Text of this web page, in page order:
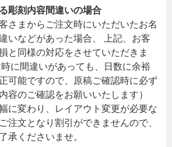
彫刻内容間違いの場合
さまからご注文時にいただいたお名
いなどがあった場合、 上記、お客
と同様の対応をさせていただきま
に間違いがあっても、日数に余裕
可能ですので、原稿ご確認時に必ず
容のご確認をお願いいたします）
に変わり、レイアウト変更が必要な
注文となり割引ができませんので、
承くださいませ。